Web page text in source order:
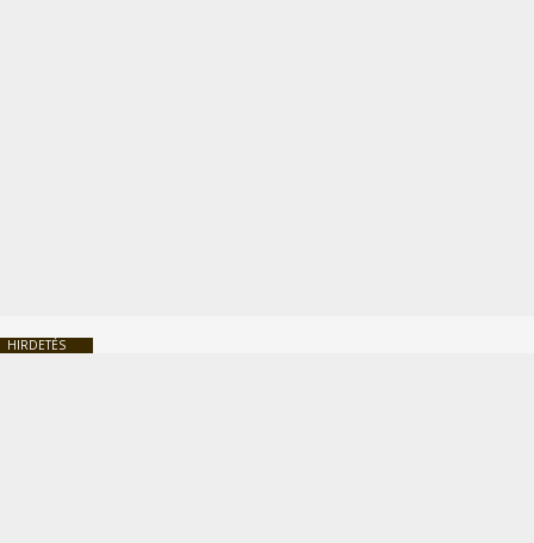
HIRDETÉS